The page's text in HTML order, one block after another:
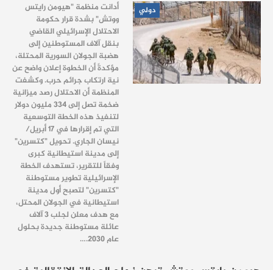
دولي
أدانت منظمة "هيومن رايتس
ووتش" بشدة قرار حكومة
الاحتلال الإسرائيلي القاضي
بنقل آلاف المستوطنين إلى
هضبة الجولان السورية المحتلة،
مؤكدةً أن الخطوة إعلان واضح عن
نية ارتكاب جرائم حرب. وكشفت
المنظمة أن الاحتلال رصد ميزانية
ضخمة تصل إلى 334 مليون دولار
لتنفيذ هذه الخطة التوسعية
التي تم إقرارها في 17 أبريل/
نيسان الجاري. تحويل "كتسرين"
إلى مدينة استيطانية كبرى
وفقاً للتقرير، تستهدف الخطة
الإسرائيلية تطوير مستوطنة
"كتسرين" لتصبح أول مدينة
استيطانية في الجولان المحتل،
مع هدف معلن لجلب 3 آلاف
عائلة مستوطنة جديدة بحلول
عام 2030.…